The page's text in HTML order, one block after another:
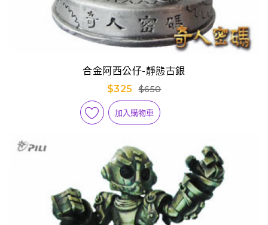
合金阿西公仔-靜態古銀
$325
$650
加入購物車